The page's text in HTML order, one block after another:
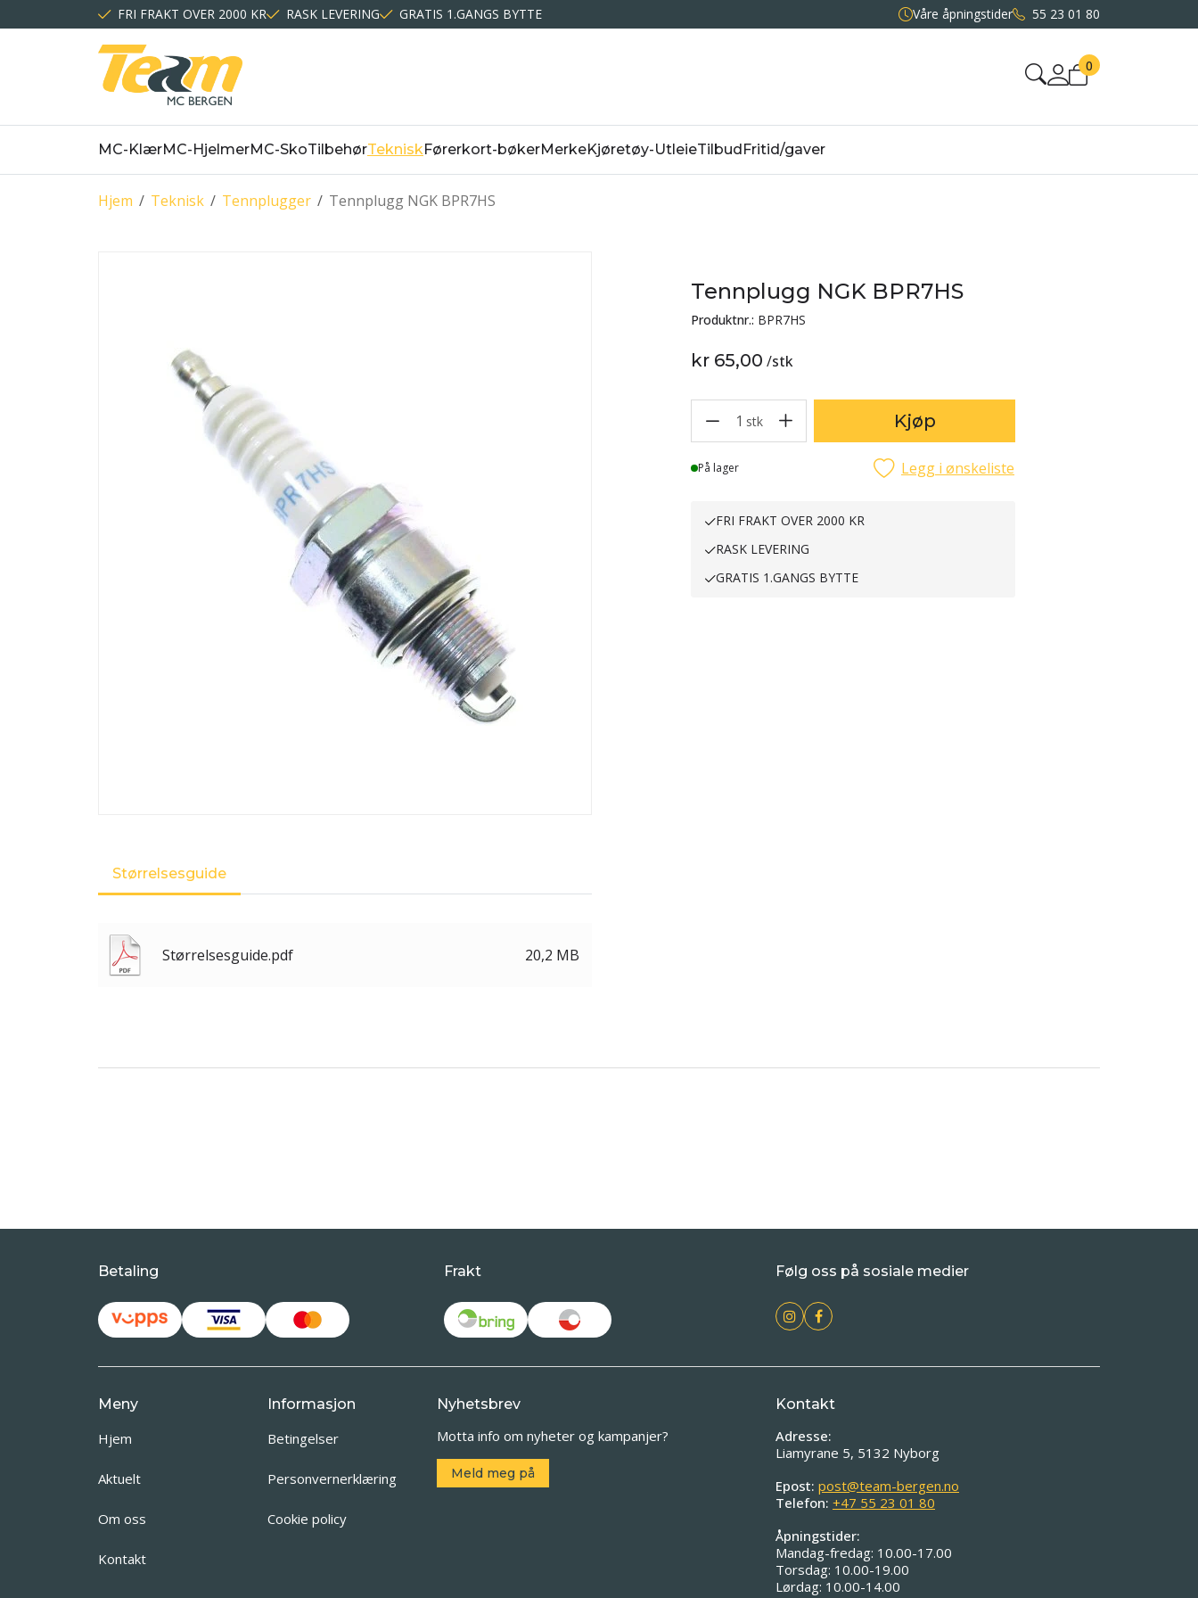
FRI FRAKT OVER 2000 KR RASK LEVERING GRATIS 1.GANGS BYTTE Våre åpningstider 55 23 01 80
0
MC-KlærMC-HjelmerMC-SkoTilbehørTekniskFørerkort-bøkerMerkeKjøretøy-UtleieTilbud Fritid/gaver
/
Hjem /
Teknisk /
Tennplugger Tennplugg NGK BPR7HS
Tennplugg NGK BPR7HS
Produktnr.: BPR7HS
kr 65,00 /stk
1 stk Kjøp
Lager
På lager Legg i ønskeliste
FRI FRAKT OVER 2000 KR
RASK LEVERING
GRATIS 1.GANGS BYTTE
Størrelsesguide
Størrelsesguide.pdf 20,2 MB
Betaling Frakt Følg oss på sosiale medier
Meny
Hjem
Aktuelt
Om oss
Kontakt
Informasjon
Betingelser
Personvernerklæring
Cookie policy
Nyhetsbrev
Motta info om nyheter og kampanjer?
Meld meg på
Kontakt
Adresse:
Liamyrane 5, 5132 Nyborg
Epost: post@team-bergen.no
Telefon: +47 55 23 01 80
Åpningstider:
Mandag-fredag: 10.00-17.00
Torsdag: 10.00-19.00
Lørdag: 10.00-14.00